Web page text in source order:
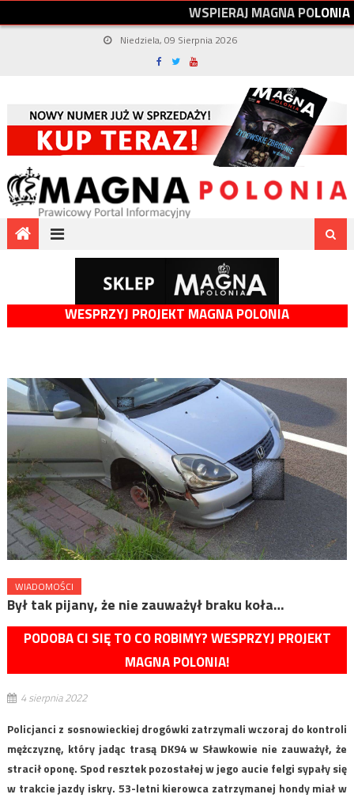
WSPIERAJMAGNAPOLONIA
Niedziela, 09 Sierpnia 2026
WESPRZYJ PROJEKT MAGNA POLONIA
WIADOMOŚCI
Był tak pijany, że nie zauważył braku koła…
PODOBA CI SIĘ TO CO ROBIMY? WESPRZYJ PROJEKT
MAGNA POLONIA!
4 sierpnia 2022
Policjanci z sosnowieckiej drogówki zatrzymali wczoraj do kontroli
mężczyznę, który jadąc trasą DK94 w Sławkowie nie zauważył, że
stracił oponę. Spod resztek pozostałej w jego aucie felgi sypały się
w trakcie jazdy iskry. 53-letni kierowca zatrzymanej hondy miał w